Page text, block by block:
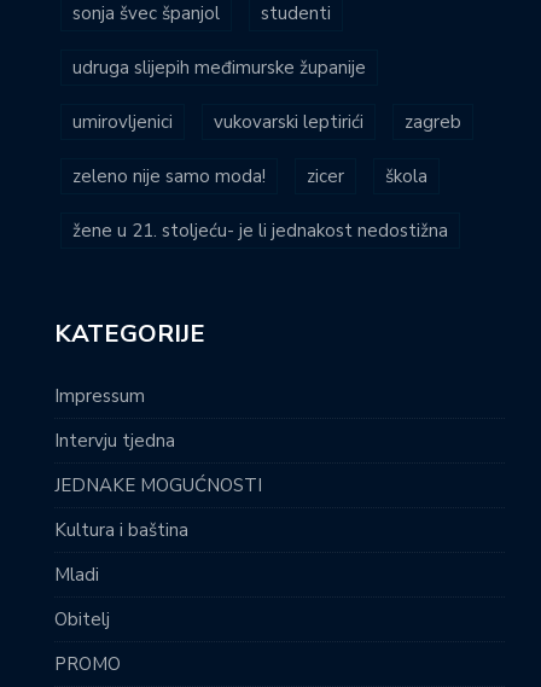
sonja švec španjol studenti
udruga slijepih međimurske županije
umirovljenici vukovarski leptirići zagreb
zeleno nije samo moda! zicer škola
žene u 21. stoljeću- je li jednakost nedostižna
KATEGORIJE
Impressum
Intervju tjedna
JEDNAKE MOGUĆNOSTI
Kultura i baština
Mladi
Obitelj
PROMO